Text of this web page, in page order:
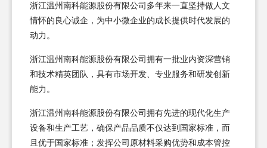
浙江温州南科能源股份有限公司多年来一直坚持做人文
情怀的良心诚企，为中小微企业的成长提供时代发展的
动力。
浙江温州南科能源股份有限公司拥有一批业内资深营销
和技术精英团队，具有市场开发、专业服务和研发创新
能力。
浙江温州南科能源股份有限公司拥有先进的现代化生产
设备和生产工艺，确保产品品质不仅达到国家标准，而
且优于国家标准；发挥公司原材料采购优势和成本管控